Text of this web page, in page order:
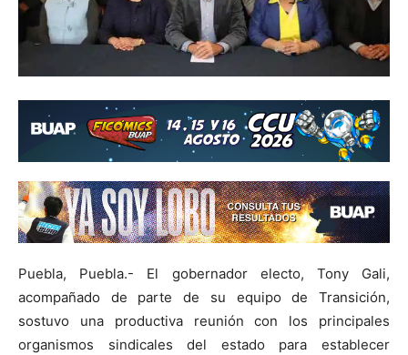
Puebla, Puebla.- El gobernador electo, Tony Gali,
acompañado de parte de su equipo de Transición,
sostuvo una productiva reunión con los principales
organismos sindicales del estado para establecer